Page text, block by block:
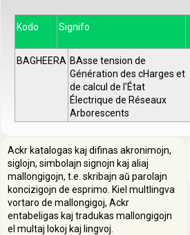
Kodo Signifo
BAGHEERA BAsse tension de
Génération des cHarges et
de calcul de l'État
Électrique de Réseaux
Arborescents
Ackr katalogas kaj difinas akronimojn,
siglojn, simbolajn signojn kaj aliaj
mallongigojn, t.e. skribajn aŭ parolajn
koncizigojn de esprimo. Kiel multlingva
vortaro de mallongigoj, Ackr
entabeligas kaj tradukas mallongigojn
el multaj lokoj kaj lingvoj.